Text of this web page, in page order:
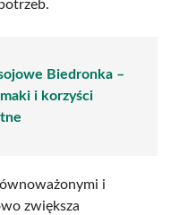
Biedronka –
i korzyści
i
zwiększa